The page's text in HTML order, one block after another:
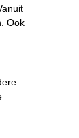
Ook